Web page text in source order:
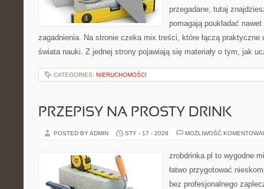
przegadane, tutaj
pomagają poukładać
zagadnienia. Na stronie czeka mix treści, które łączą
świata nauki. Z jednej strony pojawiają się materiały o tym, jak
CATEGORIES: NIERUCHOMOŚCI
PRZEPISY NA PROSTY DRINK
POSTED BY ADMIN STY - 17 - 2026 MOŻLIWOŚĆ
zrobdrinka.pl to wygodne
łatwo przygotować
bez profesjonalnego